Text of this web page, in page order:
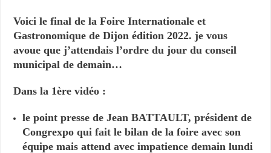
Voici le final de la Foire Internationale et
Gastronomique de Dijon édition 2022. je vous
avoue que j’attendais l’ordre du jour du conseil
municipal de demain…
Dans la 1ère vidéo :
le point presse de Jean BATTAULT, président de
Congrexpo qui fait le bilan de la foire avec son
équipe mais attend avec impatience demain lundi